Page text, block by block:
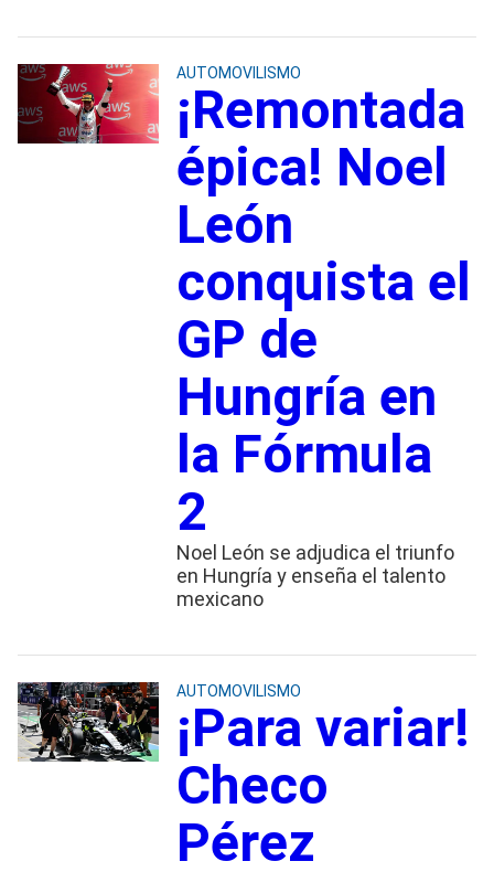
AUTOMOVILISMO
¡Remontada
épica! Noel
León
conquista el
GP de
Hungría en
la Fórmula
2
Noel León se adjudica el triunfo
en Hungría y enseña el talento
mexicano
AUTOMOVILISMO
¡Para variar!
Checo
Pérez